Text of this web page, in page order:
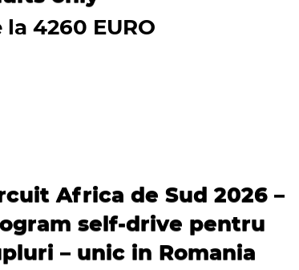
la 4260 EURO
Africa de Sud 2026 –
self-drive pentru
– unic in Romania